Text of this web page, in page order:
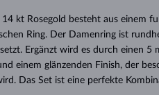
DURCHSEHEN
LIEBE
DURCHSEHEN
ANGEBOT
DURCHSEHEN
TURMALINE
MOLDAVITE
BABY-OHRRINGE
HOCHZEITSOHRRINGE
SCHÖN
DURCHSEHEN
MINERALKETTEN
PERLEN ANHÄNGER
WEISSGOLD
GELBGOLD
SIMPLEN
DINGE
DURCHSEHEN
PERLEN
DURCHSEHEN
MOLDAVITE
MINERALIEN
HOCHZEITSSCHMUCK
GELBGOLD
KLENOTA
DURCHSEHEN
DURCHSEHEN
DURCHSEHEN
14 kt Rosegold besteht aus einem
Ring. Der Damenring ist
Ergänzt wird es durch einen 5
einem glänzenden Finish, der
Das Set ist eine perfekte